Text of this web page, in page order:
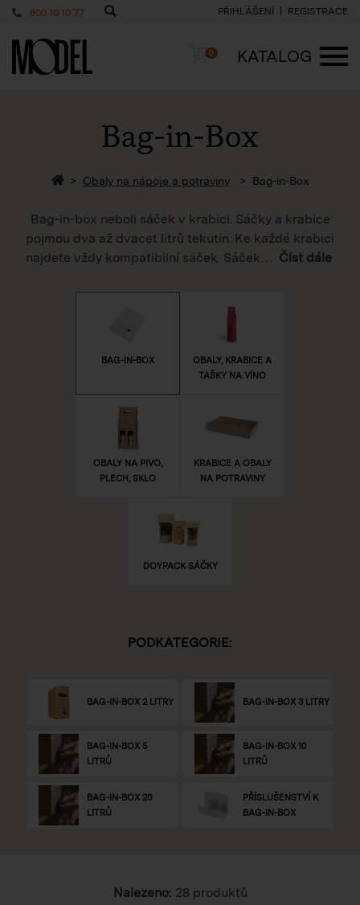
800 10 10 77 PŘIHLÁŠENÍ REGISTRACE
PackShop Košík
0
KATALOG
Bag-in-Box
Zpět na homepage
Obaly na nápoje a potraviny Bag-in-Box
Bag-in-box neboli sáček v krabici. Sáčky a krabice
pojmou dva až dvacet litrů tekutin. Ke každé krabici
najdete vždy kompatibilní sáček. Sáček
Číst dále
BAG-IN-BOX
OBALY, KRABICE A
TAŠKY NA VÍNO
OBALY NA PIVO,
PLECH, SKLO
KRABICE A OBALY
NA POTRAVINY
DOYPACK SÁČKY
PODKATEGORIE:
BAG-IN-BOX 2 LITRY BAG-IN-BOX 3 LITRY
BAG-IN-BOX 5
LITRŮ
BAG-IN-BOX 10
LITRŮ
BAG-IN-BOX 20
LITRŮ
PŘÍSLUŠENSTVÍ K
BAG-IN-BOX
Nalezeno: 28 produktů